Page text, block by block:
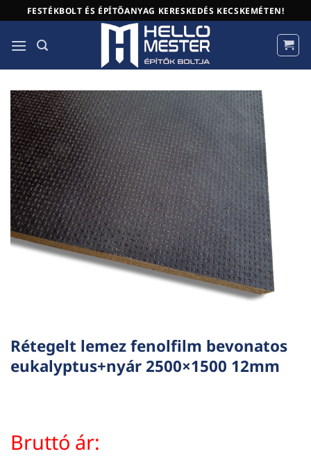
to
content
FESTÉKBOLT ÉS ÉPÍTŐANYAG KERESKEDÉS KECSKEMÉTEN!
Rétegelt lemez fenolfilm bevonatos
eukalyptus+nyár 2500×1500 12mm
Bruttó ár: